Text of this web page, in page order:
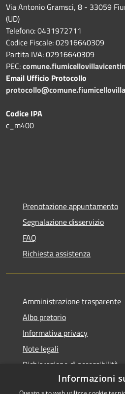
Via Antonio Gramsci, 8 - 33059
(UD)
Telefono: 0431972711
Codice Fiscale: 02916640309
Partita IVA: 02916640309
PEC:
Email Ufficio Protocollo
Codice IPA
c_m400
Prenotazione appuntamento
Segnalazione disservizio
FAQ
Richiesta assistenza
Amministrazione trasparente
Albo pretorio
Informativa privacy
Note legali
Dichiarazione di accessibilità
Informazioni